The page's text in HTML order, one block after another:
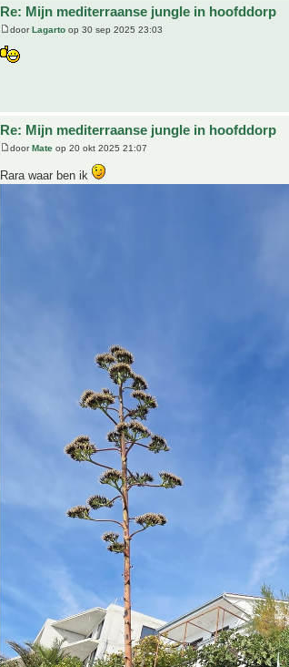
Re: Mijn mediterraanse jungle in hoofddorp
doorLagarto op 30 sep 2025 23:03
Re: Mijn mediterraanse jungle in hoofddorp
doorMate op 20 okt 2025 21:07
Rara waar ben ik